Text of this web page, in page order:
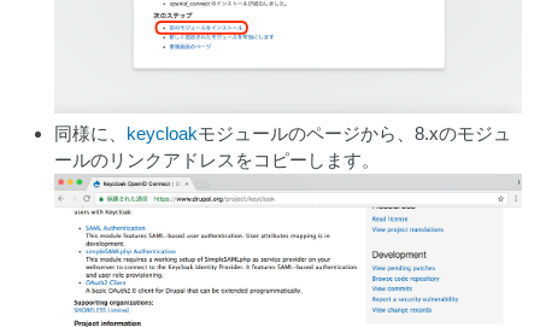
同様に、 keycloakモジュールのページから、8.xのモジュ
ールのリンクアドレスをコピーします。